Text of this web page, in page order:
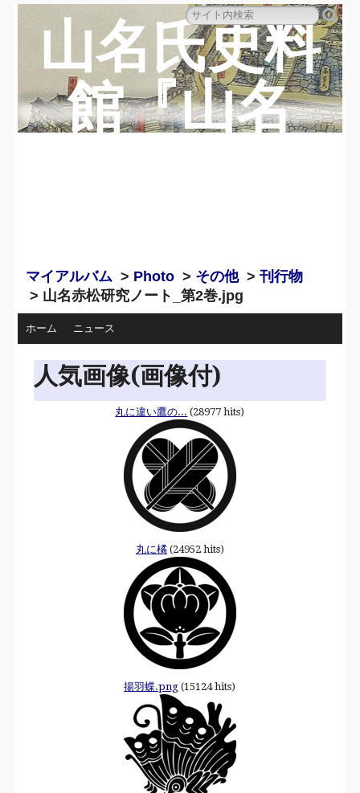
山名氏史料
館『山名
マイアルバム > Photo > その他>刊行物
> 山名赤松研究ノート_第2巻.jpg
ホーム ニュース
人気画像(画像付)
丸に違い鷹の... (28977 hits)
丸に橘(24952 hits)
揚羽蝶.png (15124 hits)